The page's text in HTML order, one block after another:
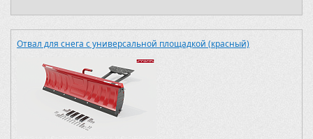
Отвал для снега с универсальной площадкой (красный)